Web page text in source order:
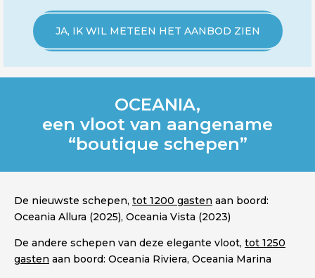
JA, IK WIL METEEN HET AANBOD ZIEN
OCEANIA,
een vloot van aangename
“boutique schepen”
De nieuwste schepen, tot 1200 gasten aan boord:
Oceania Allura (2025), Oceania Vista (2023)
De andere schepen van deze elegante vloot, tot 1250
gasten aan boord: Oceania Riviera, Oceania Marina